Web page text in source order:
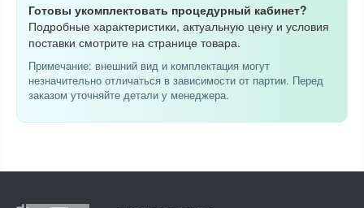
Готовы укомплектовать процедурный кабинет?
Подробные характеристики, актуальную цену и условия
поставки смотрите на странице товара.
Примечание: внешний вид и комплектация могут
незначительно отличаться в зависимости от партии. Перед
заказом уточняйте детали у менеджера.